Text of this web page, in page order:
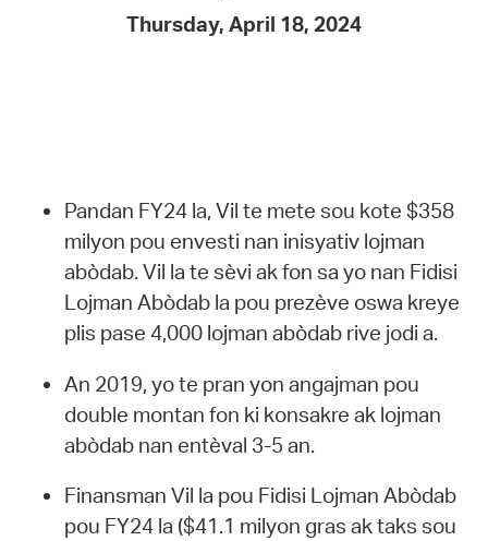
Thursday, April 18, 2024
Pandan FY24 la, Vil te mete sou kote $358
milyon pou envesti nan inisyativ lojman
abòdab. Vil la te sèvi ak fon sa yo nan Fidisi
Lojman Abòdab la pou prezève oswa kreye
plis pase 4,000 lojman abòdab rive jodi a.
An 2019, yo te pran yon angajman pou
double montan fon ki konsakre ak lojman
abòdab nan entèval 3-5 an.
Finansman Vil la pou Fidisi Lojman Abòdab
pou FY24 la ($41.1 milyon gras ak taks sou